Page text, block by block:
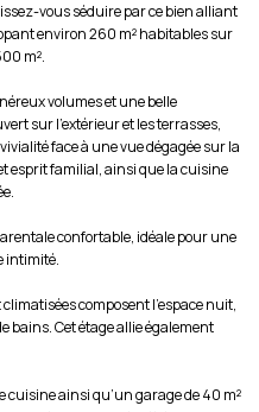
vous séduire par ce bien alliant
environ 260 m² habitables sur
m².
volumes et une belle
sur l’extérieur et les terrasses,
face à une vue dégagée sur la
esprit familial, ainsi que la cuisine
confortable, idéale pour une
intimité.
composent l’espace nuit,
bains. Cet étage allie également
ainsi qu’un garage de 40 m²